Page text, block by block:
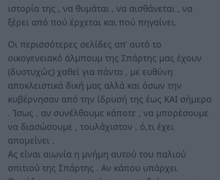
ιστορία της , να θυμάται , να αισθάνεται , να
ξέρει από πού έρχεται και πού πηγαίνει.
Οι περισσότερες σελίδες απ’ αυτό το
οικογενειακό άλμπουμ της Σπάρτης μας έχουν
(δυστυχώς) χαθεί για πάντα , με ευθύνη
αποκλειστικά δική μας αλλά και όσων την
κυβέρνησαν από την ίδρυσή της έως ΚΑΙ σήμερα
. Ίσως , αν συνέλθουμε κάποτε , να μπορέσουμε
να διασώσουμε , τουλάχιστον , ό,τι έχει
απομείνει .
Ας είναι αιωνία η μνήμη αυτού του παλιού
σπιτιού της Σπάρτης . Αν κάπου υπάρχει